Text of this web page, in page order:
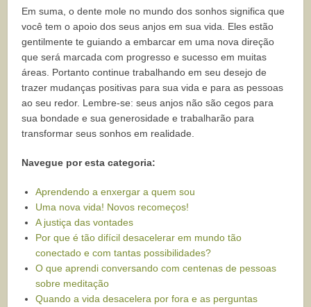
Em suma, o dente mole no mundo dos sonhos significa que
você tem o apoio dos seus anjos em sua vida. Eles estão
gentilmente te guiando a embarcar em uma nova direção
que será marcada com progresso e sucesso em muitas
áreas. Portanto continue trabalhando em seu desejo de
trazer mudanças positivas para sua vida e para as pessoas
ao seu redor. Lembre-se: seus anjos não são cegos para
sua bondade e sua generosidade e trabalharão para
transformar seus sonhos em realidade.
Navegue por esta categoria:
Aprendendo a enxergar a quem sou
Uma nova vida! Novos recomeços!
A justiça das vontades
Por que é tão difícil desacelerar em mundo tão
conectado e com tantas possibilidades?
O que aprendi conversando com centenas de pessoas
sobre meditação
Quando a vida desacelera por fora e as perguntas